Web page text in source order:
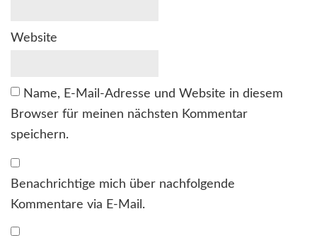
Website
Name, E-Mail-Adresse und Website in diesem
Browser für meinen nächsten Kommentar
speichern.
Benachrichtige mich über nachfolgende
Kommentare via E-Mail.